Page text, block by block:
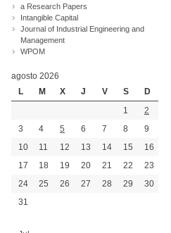
a Research Papers
Intangible Capital
Journal of Industrial Engineering and
Management
WPOM
agosto 2026
L
M X J V S
D
1
2
3
4 5 6 7 8
9
10
11 12 13 14 15
16
17
18 19 20 21 22
23
24
25 26 27 28 29
30
31